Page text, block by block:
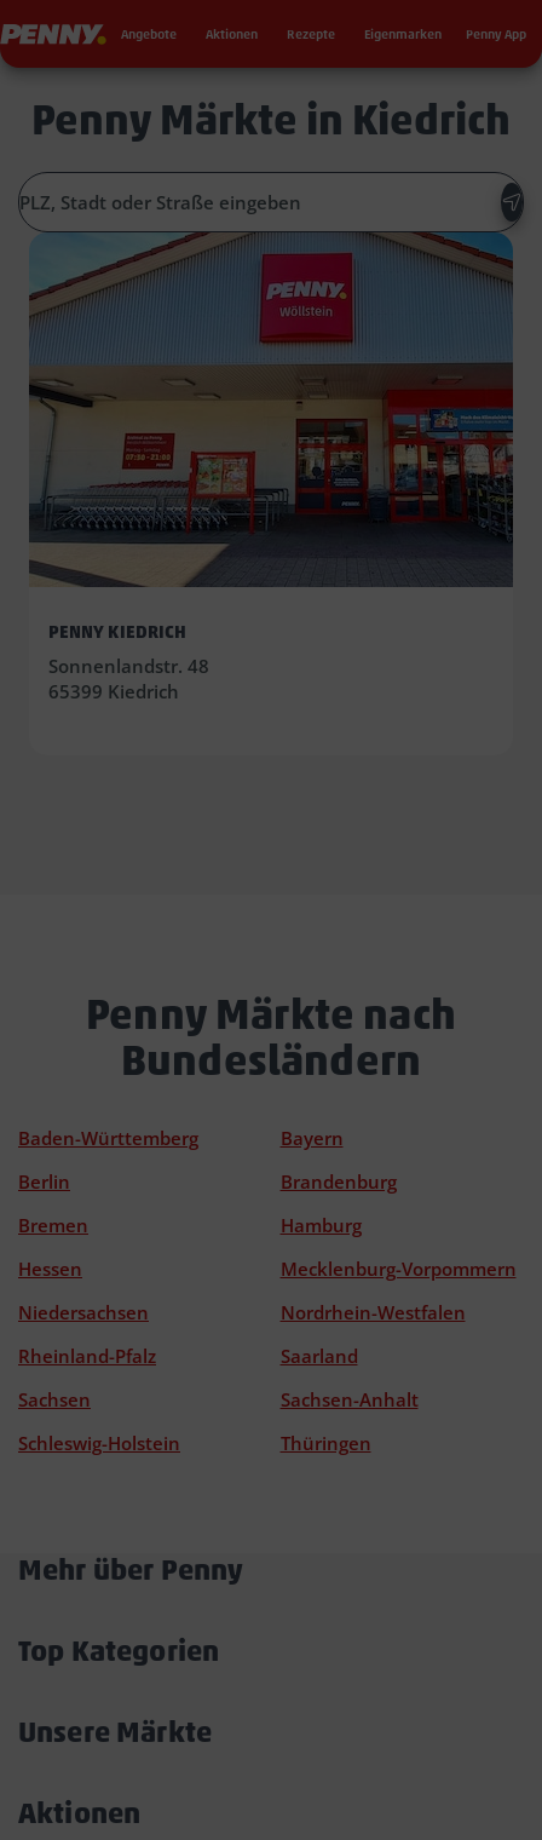
Penny Angebote Aktionen Rezepte Eigenmarken Penny App
Penny Märkte in Kiedrich
PENNY KIEDRICH
Sonnenlandstr. 48
65399 Kiedrich
Penny Märkte nach
Bundesländern
Baden-Württemberg
Bayern
Berlin
Brandenburg
Bremen
Hamburg
Hessen
Mecklenburg-Vorpommern
Niedersachsen
Nordrhein-Westfalen
Rheinland-Pfalz
Saarland
Sachsen
Sachsen-Anhalt
Schleswig-Holstein
Thüringen
Mehr über Penny
Top Kategorien
Unsere Märkte
Aktionen